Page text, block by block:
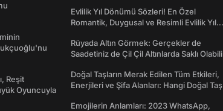
Reşit
Oyuncuyla
Evlilik Yıl Dönümü Sözleri! En Özel
Romantik, Duygusal ve Resimli Evlilik Yıl
Rüyada Altın Görmek: Gerçekler de
Saadetiniz de Çil Çil Altınlarda Saklı
Doğal Taşların Merak Edilen Tüm Etkileri,
Enerjileri ve Şifa Alanları: Hangi Doğal Taş
Emojilerin Anlamları: 2023 WhatsApp,